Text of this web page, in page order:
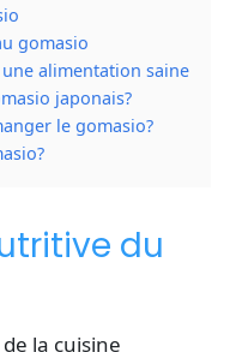
gomasio
alimentation saine
japonais?
le gomasio?
du
la cuisine